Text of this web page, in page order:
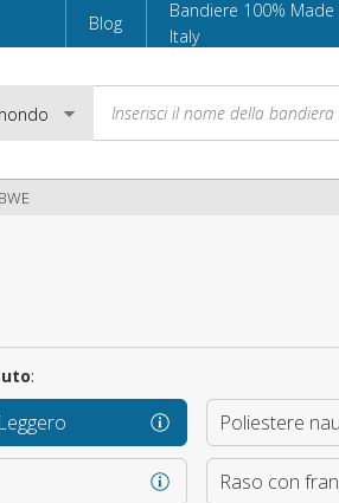
Blog
Bandiere 100% Made
Italy
:
Poliestere
Raso con